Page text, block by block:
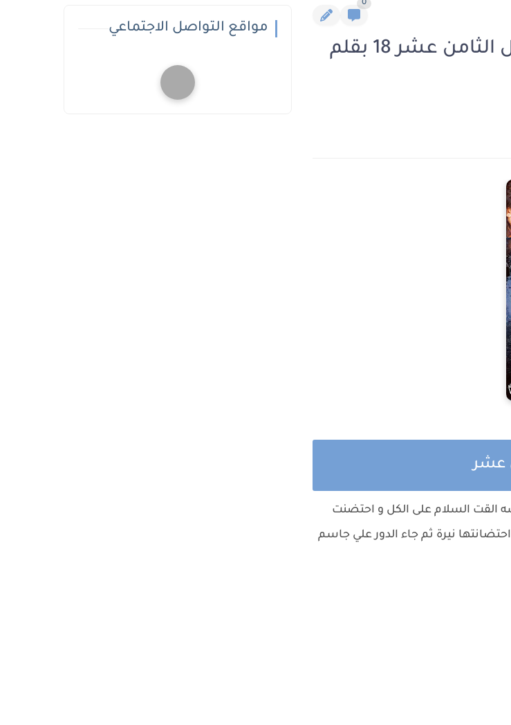
0
رواية الي طريق المدي البعيد الهادي الفصل الثامن عشر 18 بقلم
عشر
القت السلام على الكل و احتضنت
نيرة ثم جاء الدور علي جاسم
مواقع التواصل الاجتماعي